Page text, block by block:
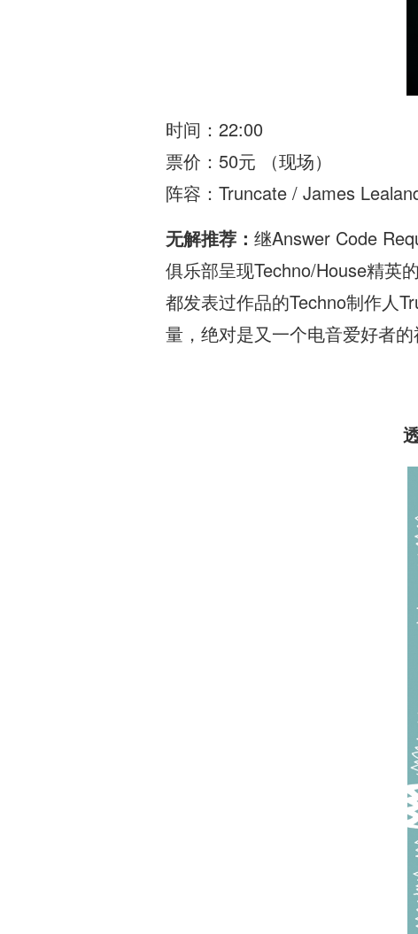
时间：22:00
票价：50元 （现场）
阵容：Truncate / James
无解推荐： 继Answer Code
俱乐部呈现Techno/House精英
都发表过作品的Techno制作人
量，绝对是又一个电音爱好者的